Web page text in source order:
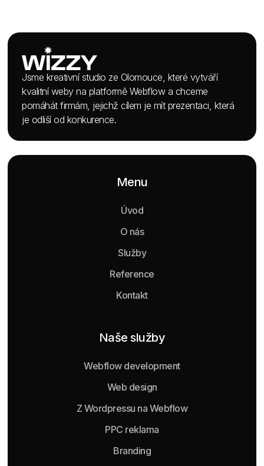
Jsme kreativní studio ze Olomouce, které vytváří
kvalitní weby na platformě Webflow a chceme
pomáhát firmám, jejichž cílem je mít prezentaci, která
je odliší od konkurence.
Menu
Úvod
O nás
Služby
Reference
Kontakt
Naše služby
Webflow development
Web design
Z Wordpressu na Webflow
PPC reklama
Branding